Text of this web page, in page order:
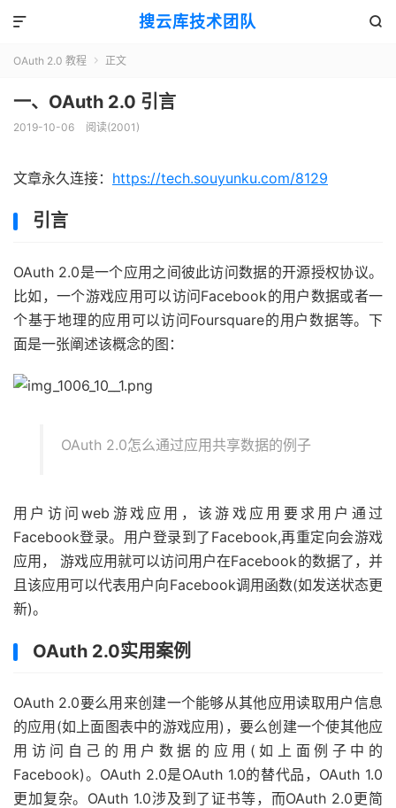
搜云库技术团队 

OAuth 2.0 教程  正文
一、OAuth 2.0 引言
2019-10-06 阅读(2001 )
文章永久连接： https://tech.souyunku.com/8129
引言
OAuth 2.0是一个应用之间彼此访问数据的开源授权协议。
比如，一个游戏应用可以访问Facebook的用户数据或者一
个基于地理的应用可以访问Foursquare的用户数据等。下
面是一张阐述该概念的图：
OAuth 2.0怎么通过应用共享数据的例子
用户访问web游戏应用，该游戏应用要求用户通过
Facebook登录。用户登录到了Facebook,再重定向会游戏
应用， 游戏应用就可以访问用户在Facebook的数据了，并
且该应用可以代表用户向Facebook调用函数(如发送状态更
新)。
OAuth 2.0实用案例
OAuth 2.0要么用来创建一个能够从其他应用读取用户信息
的应用(如上面图表中的游戏应用)，要么创建一个使其他应
用访问自己的用户数据的应用(如上面例子中的
Facebook)。OAuth 2.0是OAuth 1.0的替代品，OAuth 1.0
更加复杂。OAuth 1.0涉及到了证书等，而OAuth 2.0更简